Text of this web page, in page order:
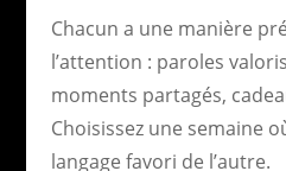
Chacun a une manière
l’attention : paroles
moments partagés,
Choisissez une semaine
langage favori de l’autre.